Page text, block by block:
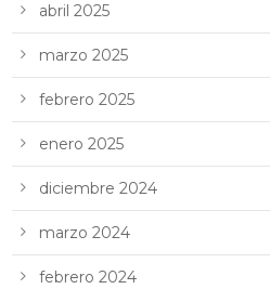
abril 2025
marzo 2025
febrero 2025
enero 2025
diciembre 2024
marzo 2024
febrero 2024